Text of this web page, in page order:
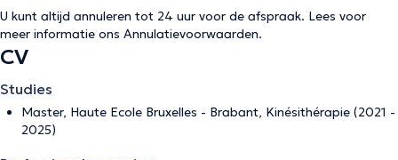
U kunt altijd annuleren tot 24 uur voor de afspraak. Lees voor
meer informatie ons Annulatievoorwaarden.
CV
Studies
Master, Haute Ecole Bruxelles - Brabant, Kinésithérapie (2021 -
2025)